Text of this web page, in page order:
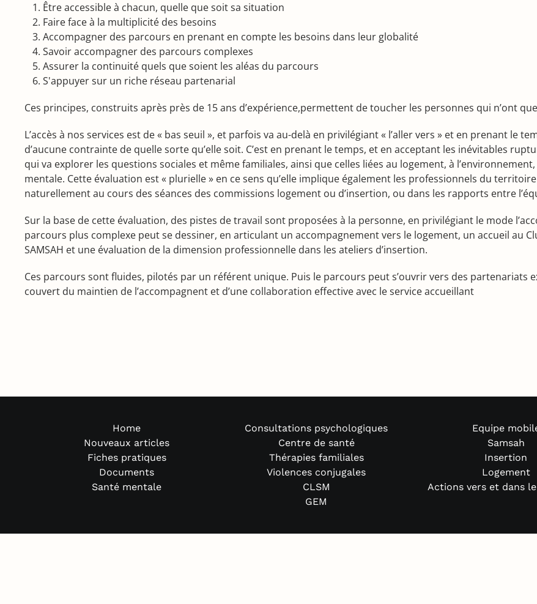
Être accessible à chacun, quelle que soit sa situation
Faire face à la multiplicité des besoins
Accompagner des parcours en prenant en compte les besoins dans leur globalité
Savoir accompagner des parcours complexes
Assurer la continuité quels que soient les aléas du parcours
S'appuyer sur un riche réseau partenarial
Ces principes, construits après près de 15 ans d’expérience,permettent de toucher les personnes qui n’ont
L’accès à nos services est de « bas seuil », et parfois va au-delà en privilégiant « l’aller vers » et en prenant le
d’aucune contrainte de quelle sorte qu’elle soit. C’est en prenant le temps, et en acceptant les inévitables
qui va explorer les questions sociales et même familiales, ainsi que celles liées au logement, à
mentale. Cette évaluation est « plurielle » en ce sens qu’elle implique également les professionnels du
naturellement au cours des séances des commissions logement ou d’insertion, ou dans les rapports entre
Sur la base de cette évaluation, des pistes de travail sont proposées à la personne, en privilégiant le mode
parcours plus complexe peut se dessiner, en articulant un accompagnement vers le logement, un accueil au
SAMSAH et une évaluation de la dimension professionnelle dans les ateliers d’insertion.
Ces parcours sont fluides, pilotés par un référent unique. Puis le parcours peut s’ouvrir vers des partenariats
couvert du maintien de l’accompagnent et d’une collaboration effective avec le service accueillant
Home
Nouveaux articles
Fiches pratiques
Documents
Santé mentale
Consultations psychologiques
Centre de santé
Thérapies familiales
Violences conjugales
CLSM
GEM
Equipe
Samsah
Insertion
Logement
Actions vers et dans